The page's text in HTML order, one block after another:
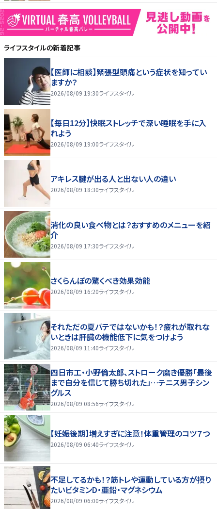
ライフスタイルの新着記事
【医師に相談】緊張型頭痛という症状を知ってい
ますか？
2026/08/09 19:30ライフスタイル
【毎日12分】快眠ストレッチで深い睡眠を手に入
れよう
2026/08/09 19:00ライフスタイル
アキレス腱が出る人と出ない人の違い
2026/08/09 18:30ライフスタイル
消化の良い食べ物とは？おすすめのメニューを紹
介
2026/08/09 17:30ライフスタイル
さくらんぼの驚くべき効果効能
2026/08/09 16:20ライフスタイル
それただの夏バテではないかも！？疲れが取れな
いときは肝臓の機能低下に気をつけよう
2026/08/09 11:40ライフスタイル
四日市工・小野倫太郎、ストローク磨き優勝「最後
まで自分を信じて勝ち切れた」…テニス男子シン
グルス
2026/08/09 08:56ライフスタイル
【妊娠後期】増えすぎに注意！体重管理のコツ７つ
2026/08/09 06:40ライフスタイル
不足してるかも！？筋トレや運動している方が摂り
たいビタミンD・亜鉛・マグネシウム
2026/08/09 06:00ライフスタイル